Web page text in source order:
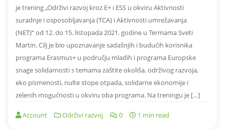
je trening „Održivi razvoj kroz E+ i ESS u okviru Aktivnosti
suradnje i osposobljavanja (TCA) i Aktivnosti umrežavanja
(NET)“ od 12. do 15. listopada 2021. godine u Termama Sveti
Martin. Cilj je bio upoznavanje sadašnjih i budućih korisnika
programa Erasmus+ u području mladih i programa Europske
snage solidarnosti s temama zaštite okoliša, održivog razvoja,
eko pismenosti, nulte stope otpada, solidarne ekonomije i
zelenih mogućnosti u okviru oba programa. Na treningu je […]
Account Održivi razvoj 0 1 min read